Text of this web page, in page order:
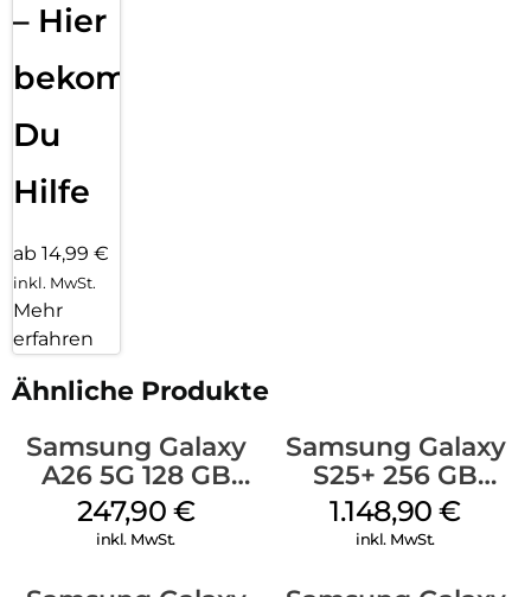
– Hier
bekommst
Du
Hilfe
ab 14,99 €
inkl. MwSt.
Mehr
erfahren
Ähnliche Produkte
Samsung Galaxy
A26 5G 128 GB
Black
247,90 €
inkl. MwSt.
Samsung Galaxy
S25+ 256 GB
Icyblue
1.148,90€
inkl. MwSt.